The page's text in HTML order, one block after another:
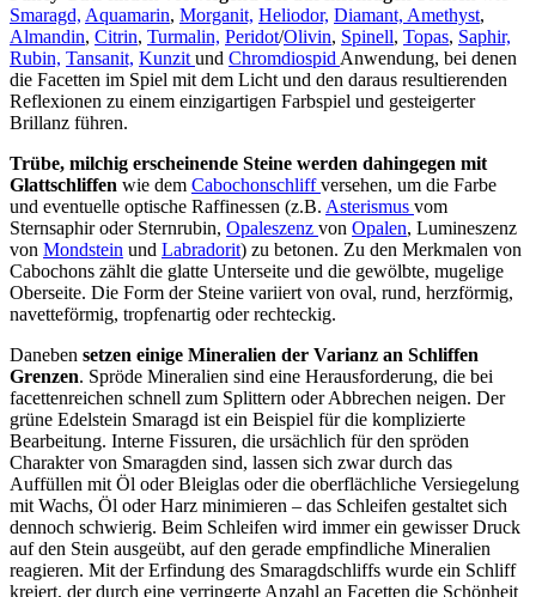
Smaragd, Aquamarin, Morganit, Heliodor, Diamant, Amethyst,
Almandin, Citrin, Turmalin, Peridot/Olivin, Spinell, Topas, Saphir,
Rubin, Tansanit, Kunzit und Chromdiospid Anwendung, bei denen
die Facetten im Spiel mit dem Licht und den daraus resultierenden
Reflexionen zu einem einzigartigen Farbspiel und gesteigerter
Brillanz führen.
Trübe, milchig erscheinende Steine werden dahingegen mit
Glattschliffen wie dem Cabochonschliffversehen, um die Farbe
und eventuelle optische Raffinessen (z.B. Asterismus vom
Sternsaphir oder Sternrubin, Opaleszenz von Opalen, Lumineszenz
von Mondstein und Labradorit) zu betonen. Zu den Merkmalen von
Cabochons zählt die glatte Unterseite und die gewölbte, mugelige
Oberseite. Die Form der Steine variiert von oval, rund, herzförmig,
navetteförmig, tropfenartig oder rechteckig.
Daneben setzen einige Mineralien der Varianz an Schliffen
Grenzen. Spröde Mineralien sind eine Herausforderung, die bei
facettenreichen schnell zum Splittern oder Abbrechen neigen. Der
grüne Edelstein Smaragd ist ein Beispiel für die komplizierte
Bearbeitung. Interne Fissuren, die ursächlich für den spröden
Charakter von Smaragden sind, lassen sich zwar durch das
Auffüllen mit Öl oder Bleiglas oder die oberflächliche Versiegelung
mit Wachs, Öl oder Harz minimieren – das Schleifen gestaltet sich
dennoch schwierig. Beim Schleifen wird immer ein gewisser Druck
auf den Stein ausgeübt, auf den gerade empfindliche Mineralien
reagieren. Mit der Erfindung des Smaragdschliffs wurde ein Schliff
kreiert, der durch eine verringerte Anzahl an Facetten die Schönheit